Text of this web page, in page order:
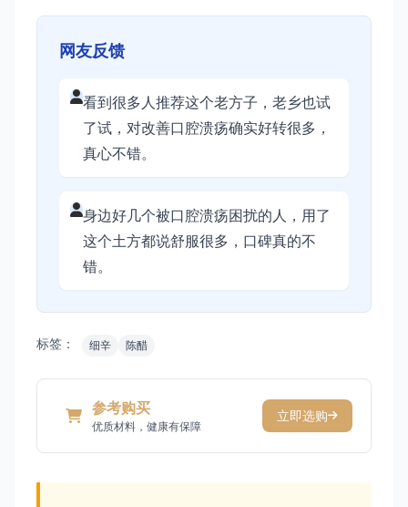
网友反馈
看到很多人推荐这个老方子，老乡也试
了试，对改善口腔溃疡确实好转很多，
真心不错。
身边好几个被口腔溃疡困扰的人，用了
这个土方都说舒服很多，口碑真的不
错。
标签： 细辛 陈醋
参考购买
优质材料，健康有保障
立即选购